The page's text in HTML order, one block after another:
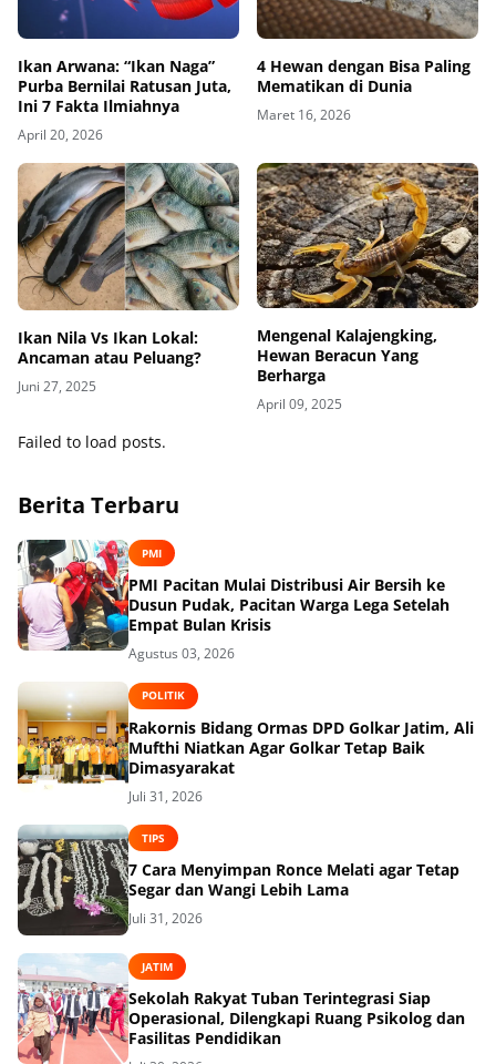
Ikan Arwana: “Ikan Naga”
Purba Bernilai Ratusan Juta,
Ini 7 Fakta Ilmiahnya
April 20, 2026
4 Hewan dengan Bisa Paling
Mematikan di Dunia
Maret 16, 2026
Ikan Nila Vs Ikan Lokal:
Ancaman atau Peluang?
Juni 27, 2025
Mengenal Kalajengking,
Hewan Beracun Yang
Berharga
April 09, 2025
Failed to load posts.
Berita Terbaru
PMI
PMI Pacitan Mulai Distribusi Air Bersih ke
Dusun Pudak, Pacitan Warga Lega Setelah
Empat Bulan Krisis
Agustus 03, 2026
POLITIK
Rakornis Bidang Ormas DPD Golkar Jatim, Ali
Mufthi Niatkan Agar Golkar Tetap Baik
Dimasyarakat
Juli 31, 2026
TIPS
7 Cara Menyimpan Ronce Melati agar Tetap
Segar dan Wangi Lebih Lama
Juli 31, 2026
JATIM
Sekolah Rakyat Tuban Terintegrasi Siap
Operasional, Dilengkapi Ruang Psikolog dan
Fasilitas Pendidikan